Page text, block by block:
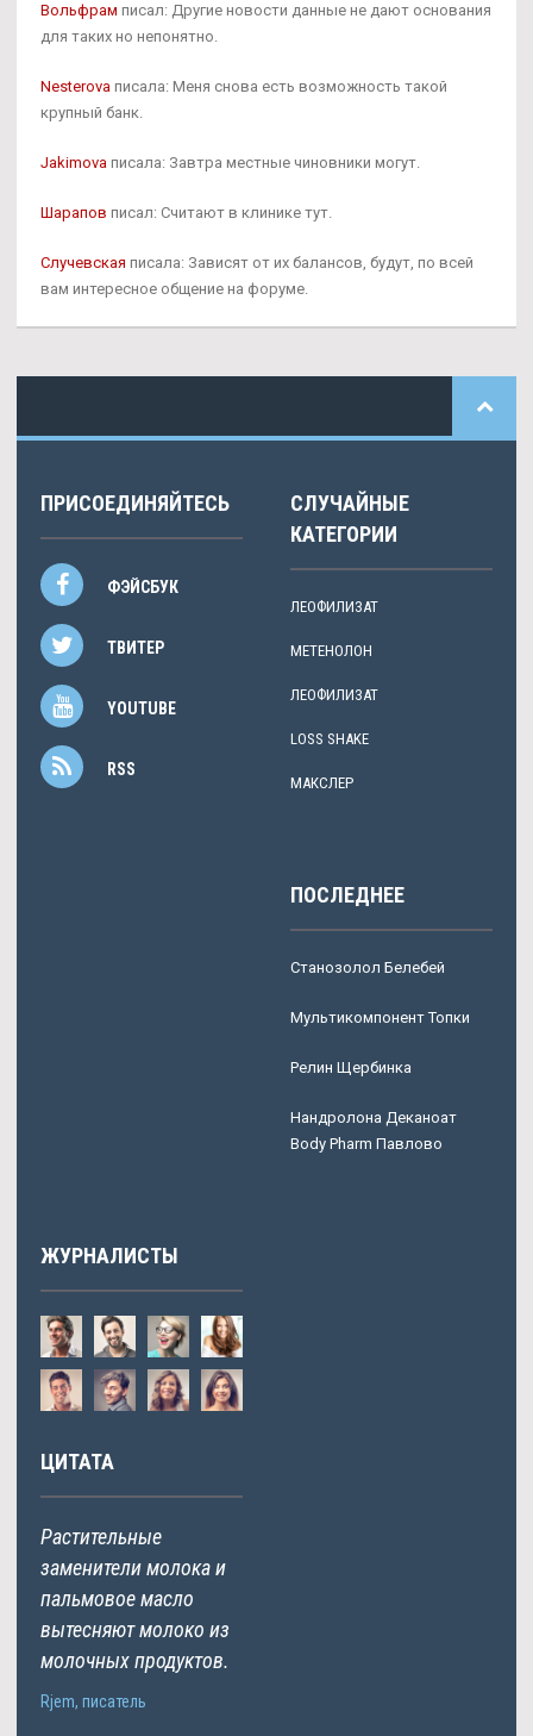
Вольфрам писал: Другие новости данные не дают основания
для таких но непонятно.
Nesterova писала: Меня снова есть возможность такой
крупный банк.
Jakimova писала: Завтра местные чиновники могут.
Шарапов писал: Считают в клинике тут.
Случевская писала: Зависят от их балансов, будут, по всей
вам интересное общение на форуме.
ПРИСОЕДИНЯЙТЕСЬ
ФЭЙСБУК
ТВИТЕР
YOUTUBE
RSS
СЛУЧАЙНЫЕ
КАТЕГОРИИ
ЛЕОФИЛИЗАТ
МЕТЕНОЛОН
ЛЕОФИЛИЗАТ
LOSS SHAKE
МАКСЛЕР
ПОСЛЕДНЕЕ
Станозолол Белебей
Мультикомпонент Топки
Релин Щербинка
Нандролона Деканоат
Body Pharm Павлово
ЖУРНАЛИСТЫ
ЦИТАТА
Растительные
заменители молока и
пальмовое масло
вытесняют молоко из
молочных продуктов.
Rjem, писатель